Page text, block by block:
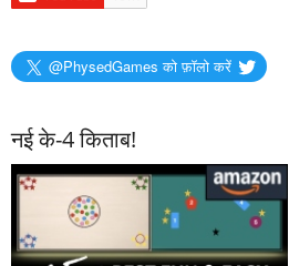
@PhysedGames को फ़ॉलो करें
नई के-4 किताब!